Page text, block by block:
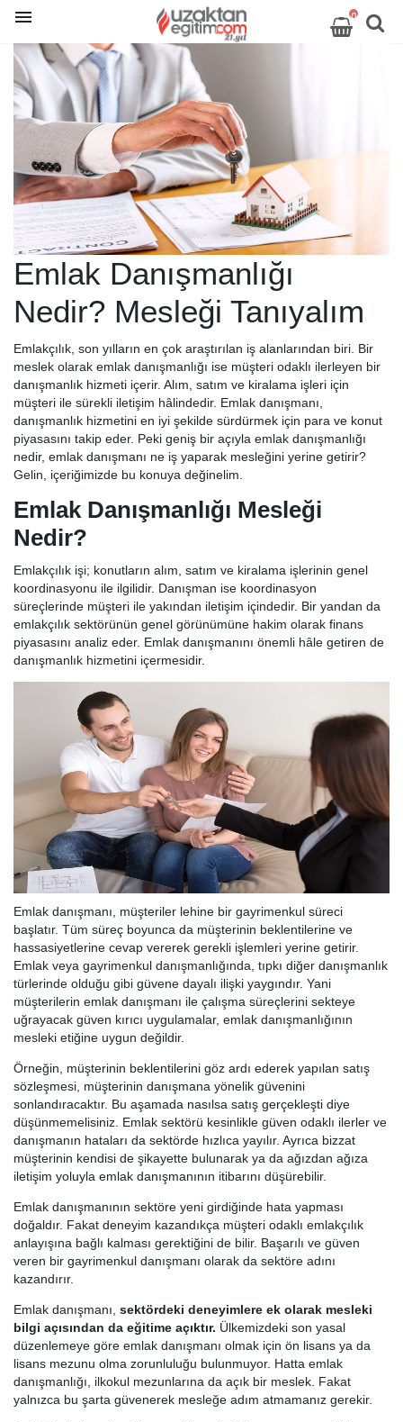
0
Emlak Danışmanlığı
Nedir? Mesleği Tanıyalım
Emlakçılık, son yılların en çok araştırılan iş alanlarından biri. Bir
meslek olarak emlak danışmanlığı ise müşteri odaklı ilerleyen bir
danışmanlık hizmeti içerir. Alım, satım ve kiralama işleri için
müşteri ile sürekli iletişim hâlindedir. Emlak danışmanı,
danışmanlık hizmetini en iyi şekilde sürdürmek için para ve konut
piyasasını takip eder. Peki geniş bir açıyla emlak danışmanlığı
nedir, emlak danışmanı ne iş yaparak mesleğini yerine getirir?
Gelin, içeriğimizde bu konuya değinelim.
Emlak Danışmanlığı Mesleği
Nedir?
Emlakçılık işi; konutların alım, satım ve kiralama işlerinin genel
koordinasyonu ile ilgilidir. Danışman ise koordinasyon
süreçlerinde müşteri ile yakından iletişim içindedir. Bir yandan da
emlakçılık sektörünün genel görünümüne hakim olarak finans
piyasasını analiz eder. Emlak danışmanını önemli hâle getiren de
danışmanlık hizmetini içermesidir.
Emlak danışmanı, müşteriler lehine bir gayrimenkul süreci
başlatır. Tüm süreç boyunca da müşterinin beklentilerine ve
hassasiyetlerine cevap vererek gerekli işlemleri yerine getirir.
Emlak veya gayrimenkul danışmanlığında, tıpkı diğer danışmanlık
türlerinde olduğu gibi güvene dayalı ilişki yaygındır. Yani
müşterilerin emlak danışmanı ile çalışma süreçlerini sekteye
uğrayacak güven kırıcı uygulamalar, emlak danışmanlığının
mesleki etiğine uygun değildir.
Örneğin, müşterinin beklentilerini göz ardı ederek yapılan satış
sözleşmesi, müşterinin danışmana yönelik güvenini
sonlandıracaktır. Bu aşamada nasılsa satış gerçekleşti diye
düşünmemelisiniz. Emlak sektörü kesinlikle güven odaklı ilerler ve
danışmanın hataları da sektörde hızlıca yayılır. Ayrıca bizzat
müşterinin kendisi de şikayette bulunarak ya da ağızdan ağıza
iletişim yoluyla emlak danışmanının itibarını düşürebilir.
Emlak danışmanının sektöre yeni girdiğinde hata yapması
doğaldır. Fakat deneyim kazandıkça müşteri odaklı emlakçılık
anlayışına bağlı kalması gerektiğini de bilir. Başarılı ve güven
veren bir gayrimenkul danışmanı olarak da sektöre adını
kazandırır.
Emlak danışmanı, sektördeki deneyimlere ek olarak mesleki
bilgi açısından da eğitime açıktır. Ülkemizdeki son yasal
düzenlemeye göre emlak danışmanı olmak için ön lisans ya da
lisans mezunu olma zorunluluğu bulunmuyor. Hatta emlak
danışmanlığı, ilkokul mezunlarına da açık bir meslek. Fakat
yalnızca bu şarta güvenerek mesleğe adım atmamanız gerekir.